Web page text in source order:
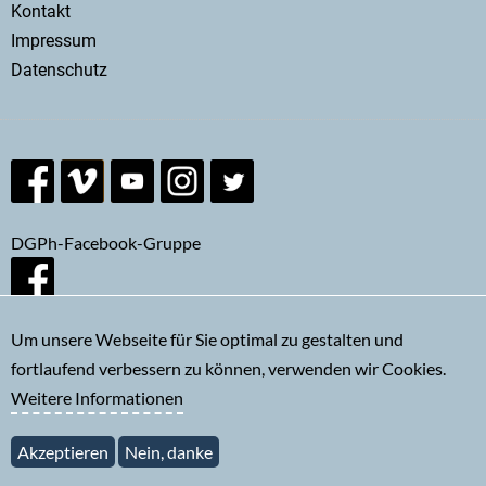
menu
Kontakt
Impressum
Datenschutz
DGPh-Facebook-Gruppe
Newsletter abonnieren
Um unsere Webseite für Sie optimal zu gestalten und
fortlaufend verbessern zu können, verwenden wir Cookies.
Weitere Informationen
Akzeptieren Nein, danke